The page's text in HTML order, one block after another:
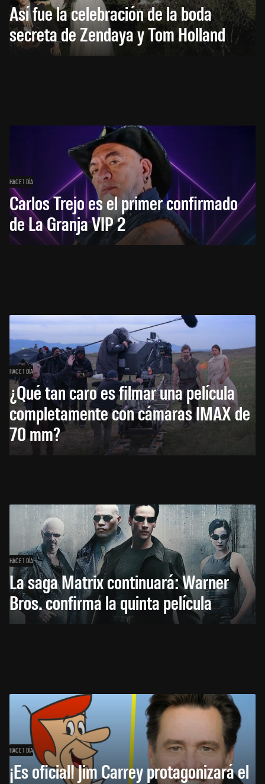
Así fue la celebración de la boda
secreta de Zendaya y Tom Holland
HACE 1 DÍA
Carlos Trejo es el primer confirmado
de La Granja VIP 2
HACE 1 DÍA
¿Qué tan caro es filmar una película
completamente con cámaras IMAX de
70 mm?
HACE 1 DÍA
La saga Matrix continuará: Warner
Bros. confirma la quinta película
HACE 1 DÍA
¡Es oficial! Jim Carrey protagonizará el